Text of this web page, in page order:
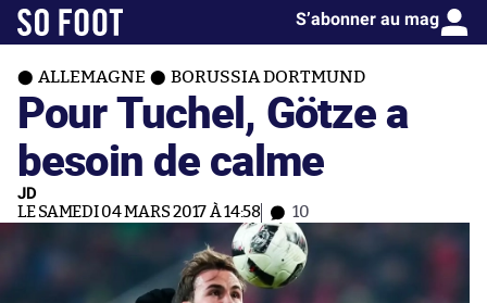
S’abonner au mag
ALLEMAGNE BORUSSIA DORTMUND
Pour Tuchel, Götze a
besoin de calme
JD
LE SAMEDI 04 MARS 2017 À 14:58 10